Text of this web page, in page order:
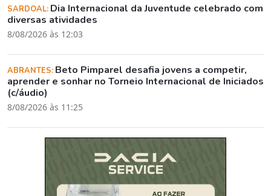
SARDOAL: Dia Internacional da Juventude celebrado com
diversas atividades
8/08/2026 às 12:03
ABRANTES: Beto Pimparel desafia jovens a competir,
aprender e sonhar no Torneio Internacional de Iniciados
(c/áudio)
8/08/2026 às 11:25